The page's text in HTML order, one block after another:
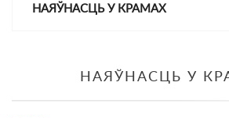
НАЯЎНАСЦЬ У КРАМАХ
НАЯЎНАСЦЬ У